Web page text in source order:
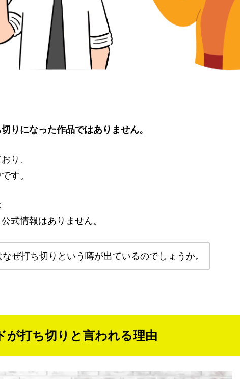
りになった作品ではありません。
り、
す。
式情報はありません。
なぜ打ち切りという噂が出ているのでしょうか。
が打ち切りと言われる理由